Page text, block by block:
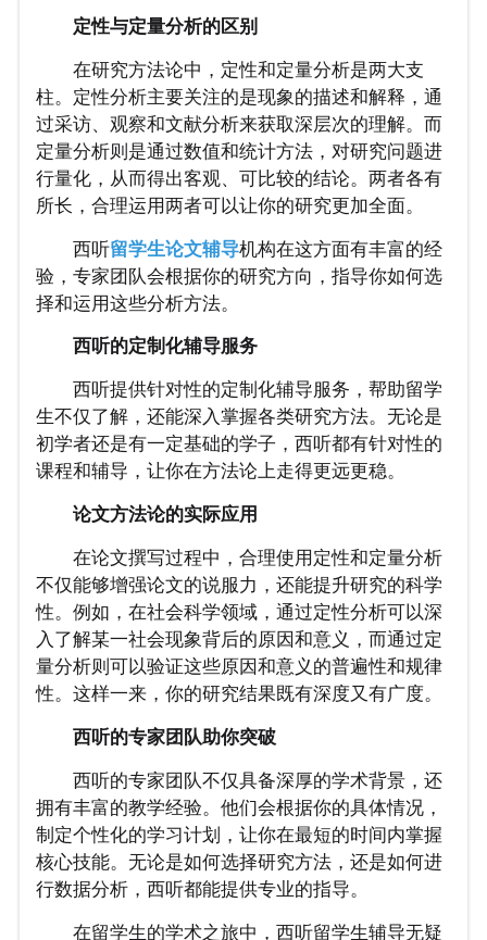
定性与定量分析的区别
在研究方法论中，定性和定量分析是两大支
柱。定性分析主要关注的是现象的描述和解释，通
过采访、观察和文献分析来获取深层次的理解。而
定量分析则是通过数值和统计方法，对研究问题进
行量化，从而得出客观、可比较的结论。两者各有
所长，合理运用两者可以让你的研究更加全面。
西听留学生论文辅导机构在这方面有丰富的经
验，专家团队会根据你的研究方向，指导你如何选
择和运用这些分析方法。
西听的定制化辅导服务
西听提供针对性的定制化辅导服务，帮助留学
生不仅了解，还能深入掌握各类研究方法。无论是
初学者还是有一定基础的学子，西听都有针对性的
课程和辅导，让你在方法论上走得更远更稳。
论文方法论的实际应用
在论文撰写过程中，合理使用定性和定量分析
不仅能够增强论文的说服力，还能提升研究的科学
性。例如，在社会科学领域，通过定性分析可以深
入了解某一社会现象背后的原因和意义，而通过定
量分析则可以验证这些原因和意义的普遍性和规律
性。这样一来，你的研究结果既有深度又有广度。
西听的专家团队助你突破
西听的专家团队不仅具备深厚的学术背景，还
拥有丰富的教学经验。他们会根据你的具体情况，
制定个性化的学习计划，让你在最短的时间内掌握
核心技能。无论是如何选择研究方法，还是如何进
行数据分析，西听都能提供专业的指导。
在留学生的学术之旅中，西听留学生辅导无疑